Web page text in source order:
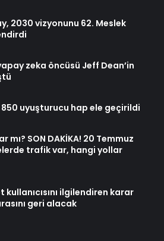
2030 vizyonunu 62. Meslek
zeka öncüsü Jeff Dean’in
uyuşturucu hap ele geçirildi
SON DAKİKA! 20 Temmuz
trafik var, hangi yollar
ilgilendiren karar
geri alacak